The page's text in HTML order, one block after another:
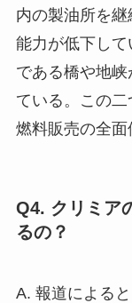
内の製油所を
能力が低下し
である橋や地
ている。この
燃料販売の全面
Q4. クリミア
るの？
A. 報道による